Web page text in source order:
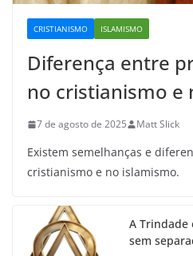
CRISTIANISMO ISLAMISMO
Diferença entre
no cristianismo e
7 de agosto de 2025 Matt Slick
Existem semelhanças e
cristianismo e no islamismo.
A Trindade
sem